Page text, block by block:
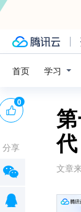
首页 学习
代
文章
0
分享